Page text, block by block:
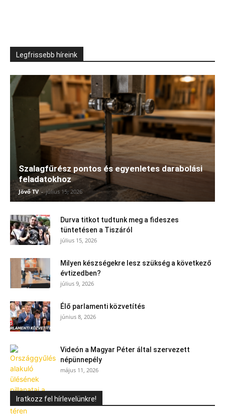
Legfrissebb híreink
Szalagfűrész pontos és egyenletes darabolási
feladatokhoz
Jövő TV - július 15, 2026
Durva titkot tudtunk meg a fideszes
tüntetésen a Tiszáról
július 15, 2026
Milyen készségekre lesz szükség a következő
évtizedben?
július 9, 2026
Élő parlamenti közvetítés
június 8, 2026
Videón a Magyar Péter által szervezett
népünnepély
május 11, 2026
Iratkozz fel hírlevelünkre!